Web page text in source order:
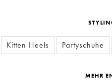
Kitten Heels Partyschuhe
MEHR